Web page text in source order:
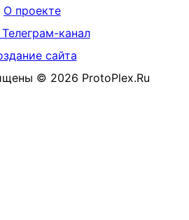
О проекте
канал
сайта
© 2026 ProtoPlex.Ru